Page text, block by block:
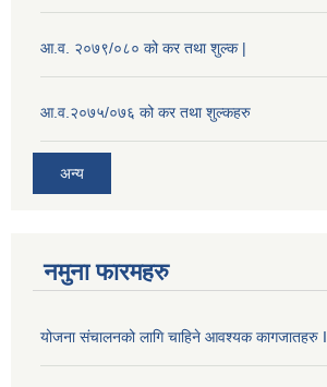
आ.व. २०७९/०८० को कर तथा शुल्क |
आ.व.२०७५/०७६ को कर तथा शुल्कहरु
अन्य
नमुना फारमहरु
योजना संचालनको लागि चाहिने आवश्यक कागजातहरु I